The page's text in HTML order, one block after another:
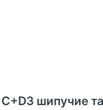
шипучие